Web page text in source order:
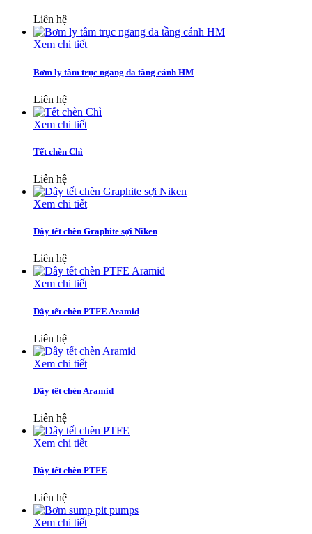
Liên hệ
Xem chi tiết
Bơm ly tâm trục ngang đa tầng cánh HM
Liên hệ
Xem chi tiết
Tết chèn Chì
Liên hệ
Xem chi tiết
Dây tết chèn Graphite sợi Niken
Liên hệ
Xem chi tiết
Dây tết chèn PTFE Aramid
Liên hệ
Xem chi tiết
Dây tết chèn Aramid
Liên hệ
Xem chi tiết
Dây tết chèn PTFE
Liên hệ
Xem chi tiết